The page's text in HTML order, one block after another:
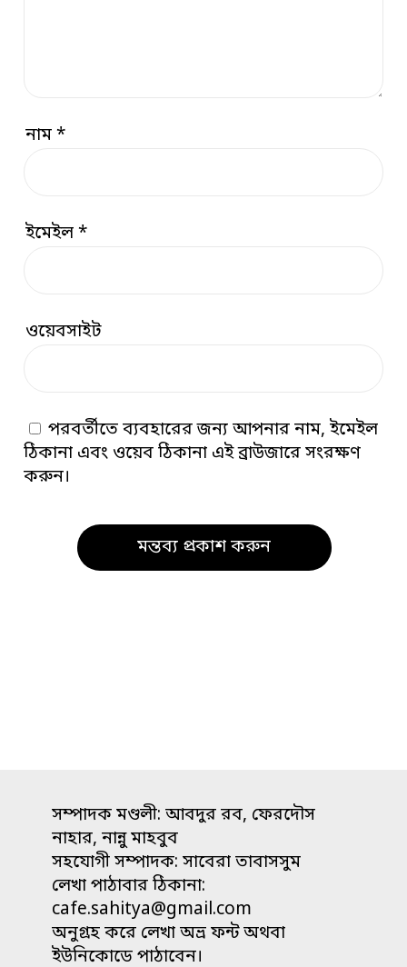
নাম*
ইমেইল*
ওয়েবসাইট
পরবর্তীতে ব্যবহারের জন্য আপনার নাম, ইমেইল
ঠিকানা এবং ওয়েব ঠিকানা এই ব্রাউজারে সংরক্ষণ
করুন।
সম্পাদক মণ্ডলী: আবদুর রব, ফেরদৌস
নাহার, নান্নু মাহবুব
সহযোগী সম্পাদক: সাবেরা তাবাসসুম
লেখা পাঠাবার ঠিকানা:
cafe.sahitya@gmail.com
অনুগ্রহ করে লেখা অভ্র ফন্ট অথবা
ইউনিকোডে পাঠাবেন।